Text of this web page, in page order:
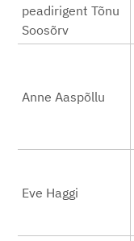
peadirigent Tõnu
Soosõrv
Anne Aaspõllu
Eve Haggi